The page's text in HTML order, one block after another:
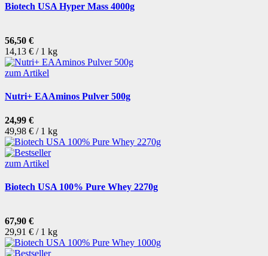
Biotech USA Hyper Mass 4000g
56,50 €
14,13 € / 1 kg
zum Artikel
Nutri+ EAAminos Pulver 500g
24,99 €
49,98 € / 1 kg
zum Artikel
Biotech USA 100% Pure Whey 2270g
67,90 €
29,91 € / 1 kg